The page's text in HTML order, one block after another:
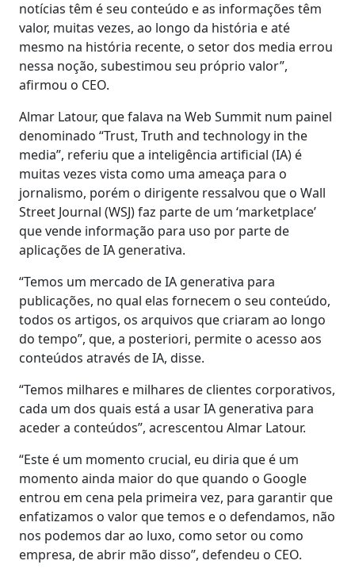
notícias têm é seu conteúdo e as informações têm
valor, muitas vezes, ao longo da história e até
mesmo na história recente, o setor dos media errou
nessa noção, subestimou seu próprio valor”,
afirmou o CEO.
Almar Latour, que falava na Web Summit num painel
denominado “Trust, Truth and technology in the
media”, referiu que a inteligência artificial (IA) é
muitas vezes vista como uma ameaça para o
jornalismo, porém o dirigente ressalvou que o Wall
Street Journal (WSJ) faz parte de um ‘marketplace’
que vende informação para uso por parte de
aplicações de IA generativa.
“Temos um mercado de IA generativa para
publicações, no qual elas fornecem o seu conteúdo,
todos os artigos, os arquivos que criaram ao longo
do tempo”, que, a posteriori, permite o acesso aos
conteúdos através de IA, disse.
“Temos milhares e milhares de clientes corporativos,
cada um dos quais está a usar IA generativa para
aceder a conteúdos”, acrescentou Almar Latour.
“Este é um momento crucial, eu diria que é um
momento ainda maior do que quando o Google
entrou em cena pela primeira vez, para garantir que
enfatizamos o valor que temos e o defendamos, não
nos podemos dar ao luxo, como setor ou como
empresa, de abrir mão disso”, defendeu o CEO.